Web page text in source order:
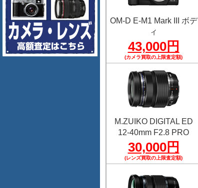
OM-D E-M1 Mark III ボデ
ィ
43,000円
(カメラ買取の上限査定額)
M.ZUIKO DIGITAL ED
12-40mm F2.8 PRO
30,000円
(レンズ買取の上限査定額)